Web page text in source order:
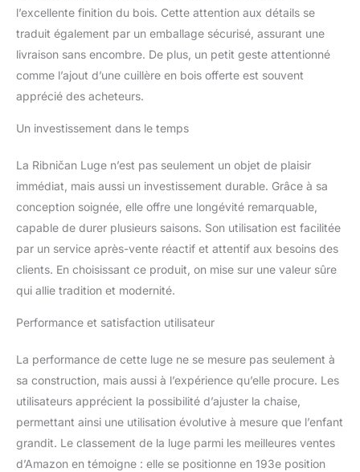
l’excellente finition du bois. Cette attention aux détails se
traduit également par un emballage sécurisé, assurant une
livraison sans encombre. De plus, un petit geste attentionné
comme l’ajout d’une cuillère en bois offerte est souvent
apprécié des acheteurs.
Un investissement dans le temps
La Ribničan Luge n’est pas seulement un objet de plaisir
immédiat, mais aussi un investissement durable. Grâce à sa
conception soignée, elle offre une longévité remarquable,
capable de durer plusieurs saisons. Son utilisation est facilitée
par un service après-vente réactif et attentif aux besoins des
clients. En choisissant ce produit, on mise sur une valeur sûre
qui allie tradition et modernité.
Performance et satisfaction utilisateur
La performance de cette luge ne se mesure pas seulement à
sa construction, mais aussi à l’expérience qu’elle procure. Les
utilisateurs apprécient la possibilité d’ajuster la chaise,
permettant ainsi une utilisation évolutive à mesure que l’enfant
grandit. Le classement de la luge parmi les meilleures ventes
d’Amazon en témoigne : elle se positionne en 193e position